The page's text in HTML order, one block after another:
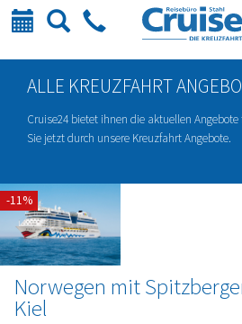
Kalender
SucheTelefon
ALLE KREUZFAHRT
Cruise24 bietet ihnen die aktuellen
Sie jetzt durch unsere Kreuzfahrt Angebote.
Norwegen mit
Kiel
-11%